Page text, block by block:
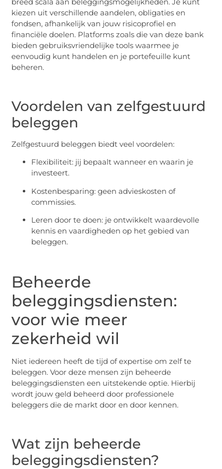
kiezen uit verschillende aandelen, obligaties en
fondsen, afhankelijk van jouw risicoprofiel en
financiële doelen. Platforms zoals die van deze bank
bieden gebruiksvriendelijke tools waarmee je
eenvoudig kunt handelen en je portefeuille kunt
beheren.
Voordelen van zelfgestuurd
beleggen
Zelfgestuurd beleggen biedt veel voordelen:
Flexibiliteit: jij bepaalt wanneer en waarin je
investeert.
Kostenbesparing: geen advieskosten of
commissies.
Leren door te doen: je ontwikkelt waardevolle
kennis en vaardigheden op het gebied van
beleggen.
Beheerde
beleggingsdiensten:
voor wie meer
zekerheid wil
Niet iedereen heeft de tijd of expertise om zelf te
beleggen. Voor deze mensen zijn beheerde
beleggingsdiensten een uitstekende optie. Hierbij
wordt jouw geld beheerd door professionele
beleggers die de markt door en door kennen.
Wat zijn beheerde
beleggingsdiensten?